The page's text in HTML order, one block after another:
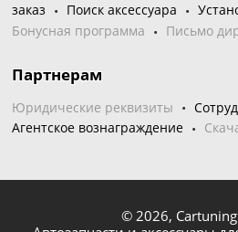
заказ
Поиск аксессуара
Бонусная программа
Письмо
Партнерам
Юридические реквизиты
Агентское вознаграждение
© 2026,